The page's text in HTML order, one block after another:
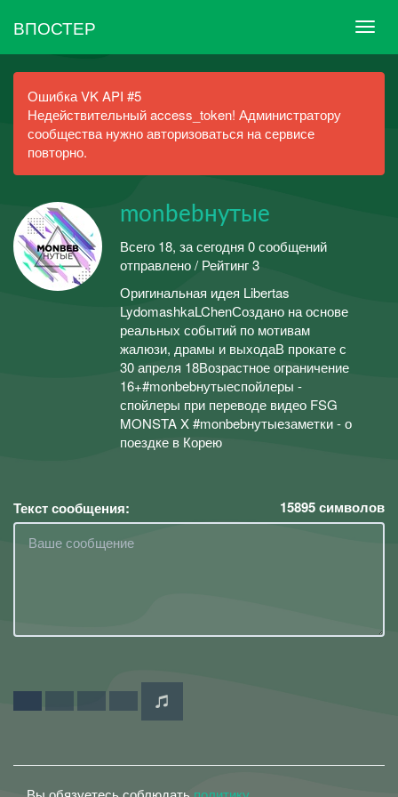
ВПОСТЕР
Ошибка VK API #5
Недействительный access_token! Администратору
сообщества нужно авторизоваться на сервисе
повторно.
monbebнутые
Всего 18, за сегодня 0 сообщений
отправлено / Рейтинг 3
Оригинальная идея Libertas
LydomashkaLChenСоздано на основе
реальных событий по мотивам
жалюзи, драмы и выходаВ прокате с
30 апреля 18Возрастное ограничение
16+#monbebнутыеспойлеры -
спойлеры при переводе видео FSG
MONSTA X #monbebнутыезаметки - о
поездке в Корею
Текст сообщения: 15895символов